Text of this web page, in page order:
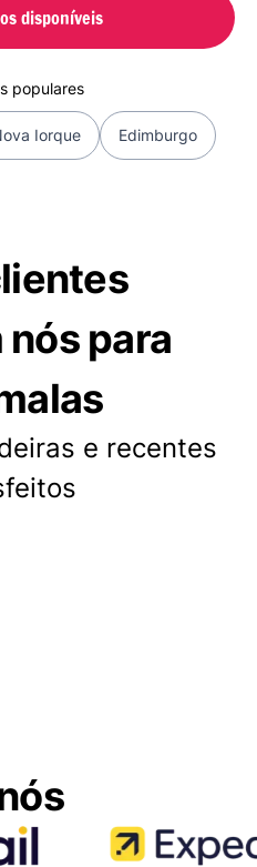
disponíveis
populares
Iorque Edimburgo
para
e recentes